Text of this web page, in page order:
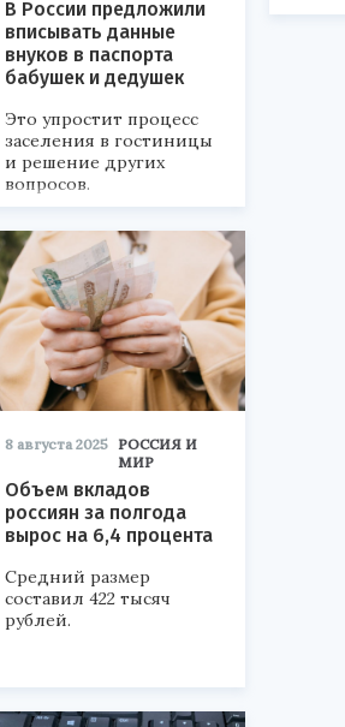
В России предложили
вписывать данные
внуков в паспорта
бабушек и дедушек
Это упростит процесс
заселения в гостиницы
и решение других
вопросов.
8 августа 2025 РОССИЯ И
МИР
Объем вкладов
россиян за полгода
вырос на 6,4 процента
Средний размер
составил 422 тысяч
рублей.